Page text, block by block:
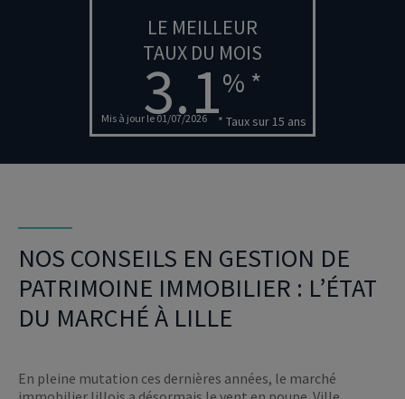
LE MEILLEUR
TAUX DU MOIS
3.1% *
* Taux sur 15 ans
Mis à jour le 01/07/2026
NOS CONSEILS EN GESTION DE
PATRIMOINE IMMOBILIER : L’ÉTAT
DU MARCHÉ À LILLE
En pleine mutation ces dernières années, le marché